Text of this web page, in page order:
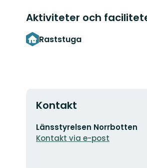
Aktiviteter och
Raststuga
Kontakt
E-
postadress
Länsstyrelsen Norrbotten
Kontakt via e-post